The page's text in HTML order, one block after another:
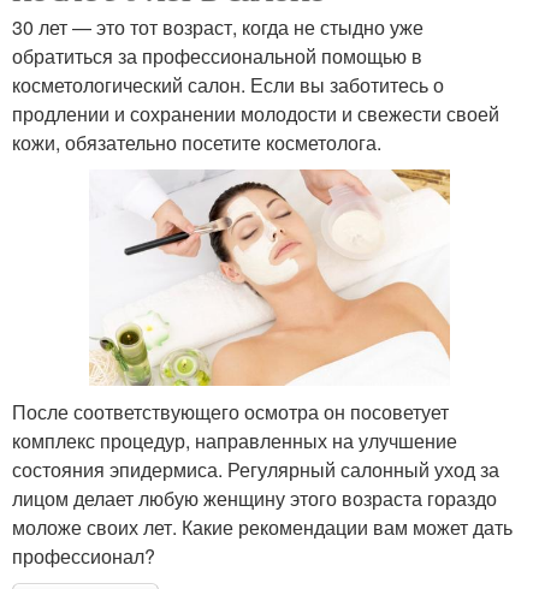
30 лет — это тот возраст, когда не стыдно уже
обратиться за профессиональной помощью в
косметологический салон. Если вы заботитесь о
продлении и сохранении молодости и свежести своей
кожи, обязательно посетите косметолога.
После соответствующего осмотра он посоветует
комплекс процедур, направленных на улучшение
состояния эпидермиса. Регулярный салонный уход за
лицом делает любую женщину этого возраста гораздо
моложе своих лет. Какие рекомендации вам может дать
профессионал?